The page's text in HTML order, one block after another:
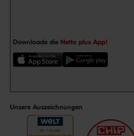
Downloade die Netto plus App!
Unsere Auszeichnungen